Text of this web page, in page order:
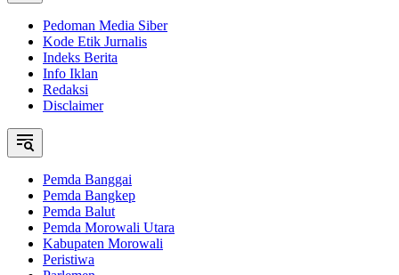
Pedoman Media Siber
Kode Etik Jurnalis
Indeks Berita
Info Iklan
Redaksi
Disclaimer
Pemda Banggai
Pemda Bangkep
Pemda Balut
Pemda Morowali Utara
Kabupaten Morowali
Peristiwa